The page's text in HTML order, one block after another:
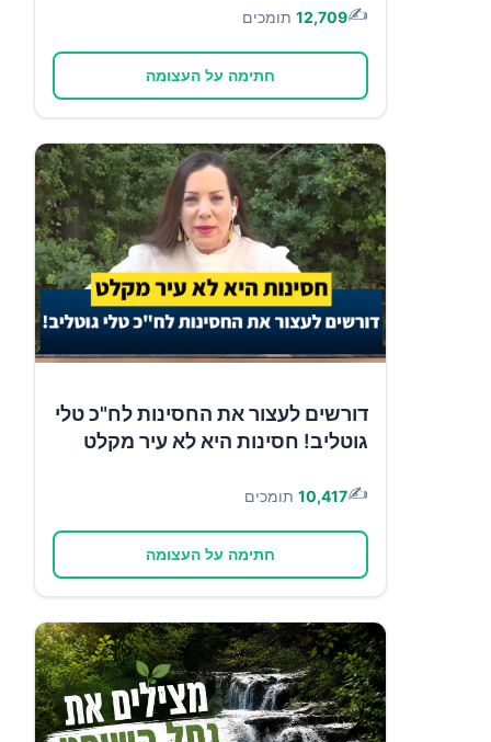
✍️
12,709 תומכים
חתימה על העצומה
דורשים לעצור את החסינות לח"כ טלי
גוטליב! חסינות היא לא עיר מקלט
✍️
10,417 תומכים
חתימה על העצומה